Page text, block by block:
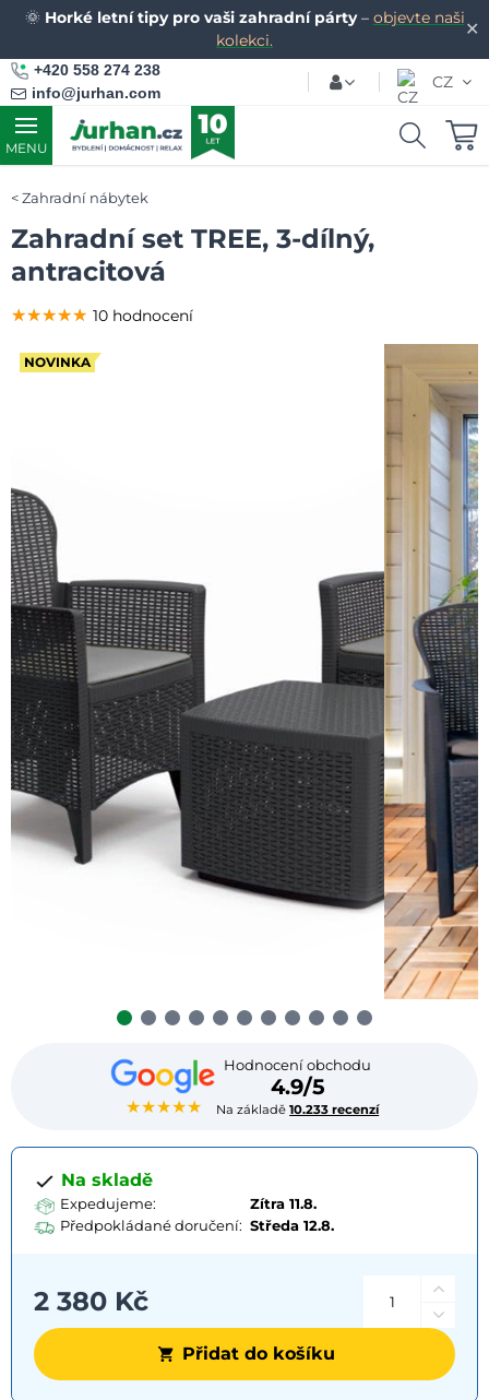
✕
🌞 Horké letní tipy pro vaši zahradní párty– objevte naši
kolekci.
+420 558 274 238
info@jurhan.com
CZ
MENU
Zahradní nábytek
Zahradní set TREE, 3-dílný,
antracitová
NOVINKA
★★★★★
Hodnocení obchodu
4.9/5
Na základě10.233 recenzí
★★★★★
★★★★★
★★★★★ 10 hodnocení
Na skladě
Expedujeme:
Zítra 11.8.
Předpokládané doručení: Středa 12.8.
2 380 Kč
Přidat do košíku